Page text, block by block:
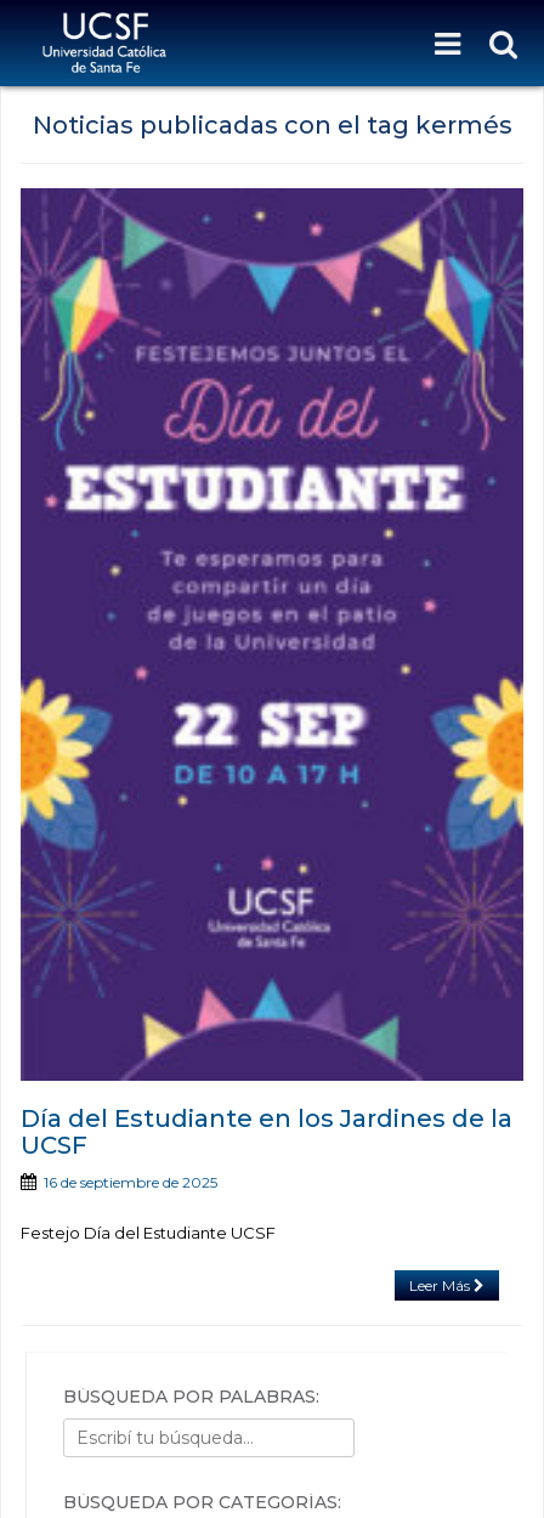
Noticias publicadas con el tag kermés
Día del Estudiante en los Jardines de la
UCSF
16 de septiembre de 2025
Festejo Día del Estudiante UCSF
Leer Más
BÚSQUEDA POR PALABRAS:
BÚSQUEDA POR CATEGORÍAS: